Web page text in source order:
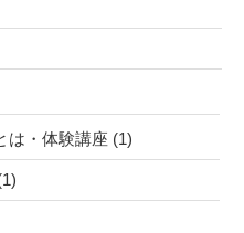
は・体験講座 (1)